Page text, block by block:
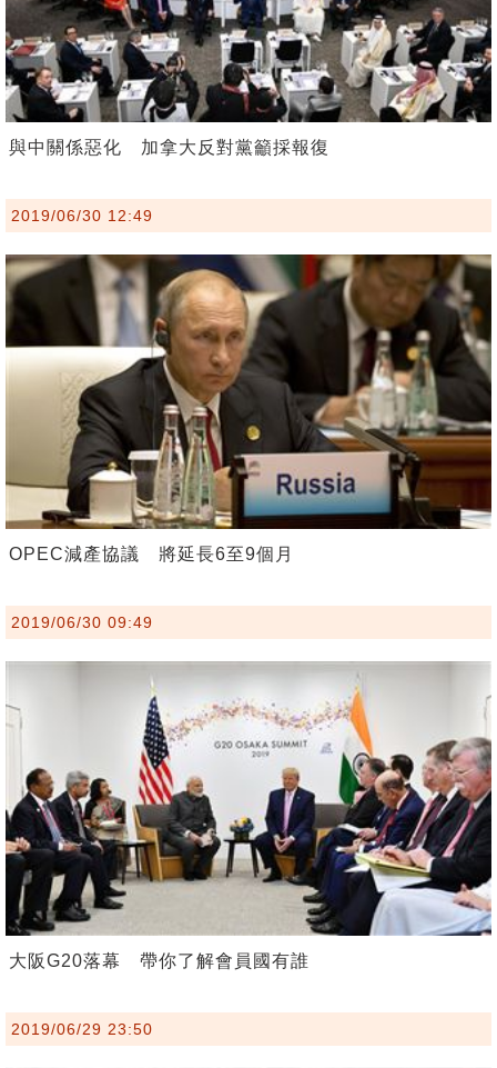
與中關係惡化 加拿大反對黨籲採報復
2019/06/30 12:49
OPEC減產協議 將延長6至9個月
2019/06/30 09:49
大阪G20落幕 帶你了解會員國有誰
2019/06/29 23:50